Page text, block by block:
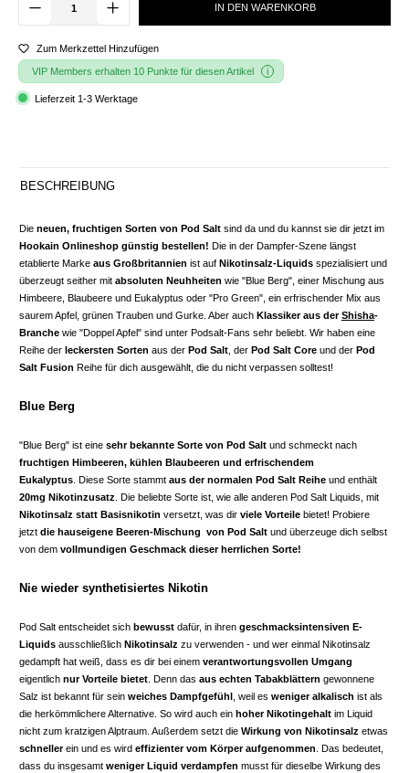
IN DEN WARENKORB
Zum Merkzettel Hinzufügen
VIP Members erhalten 10 Punkte für diesen Artikel
Lieferzeit 1-3 Werktage
BESCHREIBUNG
Die neuen, fruchtigen Sorten von Pod Salt sind da und du kannst sie dir jetzt im
Hookain Onlineshop günstig bestellen! Die in der Dampfer-Szene längst
etablierte Marke aus Großbritannien ist auf Nikotinsalz-Liquids spezialisiert und
überzeugt seither mit absoluten Neuhheiten wie "Blue Berg", einer Mischung aus
Himbeere, Blaubeere und Eukalyptus oder "Pro Green", ein erfrischender Mix aus
saurem Apfel, grünen Trauben und Gurke. Aber auch Klassiker aus derShisha-
Branche wie "Doppel Apfel" sind unter Podsalt-Fans sehr beliebt. Wir haben eine
Reihe der leckersten Sorten aus der Pod Salt , der Pod Salt Core und der Pod
Salt Fusion Reihe für dich ausgewählt, die du nicht verpassen solltest!
Blue Berg
"Blue Berg" ist eine sehr bekannte Sorte von Pod Salt und schmeckt nach
fruchtigen Himbeeren, kühlen Blaubeeren und erfrischendem
Eukalyptus . Diese Sorte stammt aus der normalen Pod Salt Reihe und enthält
20mg Nikotinzusatz . Die beliebte Sorte ist, wie alle anderen Pod Salt Liquids, mit
Nikotinsalz statt Basisnikotin versetzt, was dir viele Vorteile bietet! Probiere
jetzt die hauseigene Beeren-Mischung von Pod Salt und überzeuge dich selbst
von dem vollmundigen Geschmack dieser herrlichen Sorte!
Nie wieder synthetisiertes Nikotin
Pod Salt entscheidet sich bewusst dafür, in ihren geschmacksintensiven E-
Liquids ausschließlich Nikotinsalz zu verwenden - und wer einmal Nikotinsalz
gedampft hat weiß, dass es dir bei einem verantwortungsvollen Umgang
eigentlich nur Vorteile bietet . Denn das aus echten Tabakblättern gewonnene
Salz ist bekannt für sein weiches Dampfgefühl , weil es weniger alkalisch ist als
die herkömmlichere Alternative. So wird auch ein hoher Nikotingehalt im Liquid
nicht zum kratzigen Alptraum. Außerdem setzt die Wirkung von Nikotinsalz etwas
schnellerein und es wird effizienter vom Körper aufgenommen . Das bedeutet,
dass du insgesamt weniger Liquid verdampfen musst für dieselbe Wirkung des